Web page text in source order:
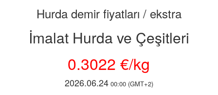
Hurda demir fiyatları / ekstra
İmalat Hurda ve Çeşitleri
0.3022 €/kg
2026.06.24 00:00 (GMT+2)